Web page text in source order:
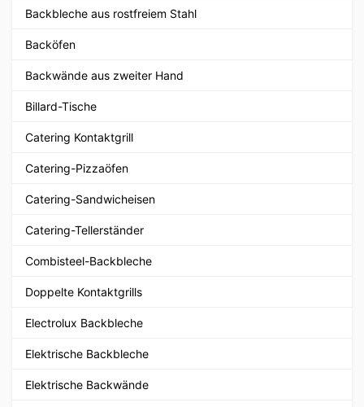
Backbleche aus rostfreiem Stahl
Backöfen
Backwände aus zweiter Hand
Billard-Tische
Catering Kontaktgrill
Catering-Pizzaöfen
Catering-Sandwicheisen
Catering-Tellerständer
Combisteel-Backbleche
Doppelte Kontaktgrills
Electrolux Backbleche
Elektrische Backbleche
Elektrische Backwände